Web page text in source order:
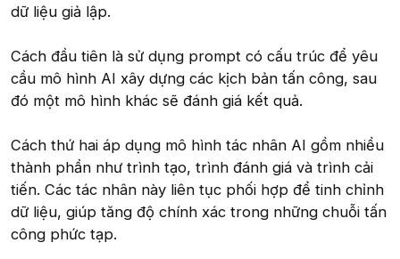
dữ liệu giả lập.
Cách đầu tiên là sử dụng prompt có cấu trúc để yêu
cầu mô hình AI xây dựng các kịch bản tấn công, sau
đó một mô hình khác sẽ đánh giá kết quả.
Cách thứ hai áp dụng mô hình tác nhân AI gồm nhiều
thành phần như trình tạo, trình đánh giá và trình cải
tiến. Các tác nhân này liên tục phối hợp để tinh chỉnh
dữ liệu, giúp tăng độ chính xác trong những chuỗi tấn
công phức tạp.